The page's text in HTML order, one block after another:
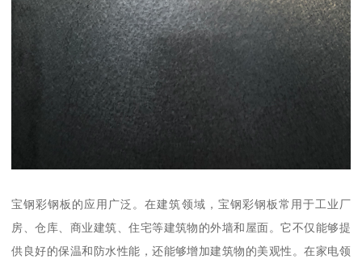
宝钢彩钢板的应用广泛。在建筑领域，宝钢彩钢板常用于工业厂
房、仓库、商业建筑、住宅等建筑物的外墙和屋面。它不仅能够提
供良好的保温和防水性能，还能够增加建筑物的美观性。在家电领